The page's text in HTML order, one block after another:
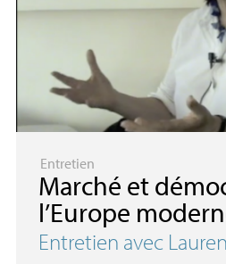
Entretien
Marché et
l’Europe
Entretien avec